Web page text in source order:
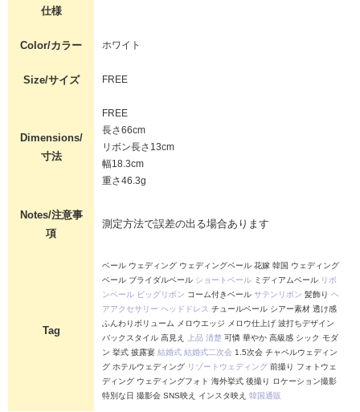
仕様
Color/カラー ホワイト
Size/サイズ FREE
Dimensions/
寸法
FREE
長さ66cm
リボン長さ13cm
幅18.3cm
重さ46.3g
Notes/注意事
項
測定方法で誤差の出る場合あります
Tag
ベール ウェディング ウェディングベール 花嫁 韓国 ウェディング
ベール ブライダルベール ショートベール ミディアムベール リボ
ンベール ビッグリボン コーム付きベール サテンリボン 髪飾り ヘ
アアクセサリー ヘッドドレス チュールベール シアー素材 透け感
ふんわりボリューム メロウエッジ メロウ仕上げ 波打ちデザイン
バックスタイル 高見え
上品 清楚 可憐 華やか 高級感 シック モダ
ン 挙式 披露宴 結婚式 結婚式二次会 1.5次会 チャペルウェディン
グ ホテルウェディング リゾートウェディング 前撮り フォトウェ
ディング ウェディングフォト 海外挙式 後撮り ロケーション撮影
特別な日 撮影会 SNS映え インスタ映え 韓国通販